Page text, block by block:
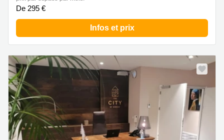
De 295 €
Infos et prix